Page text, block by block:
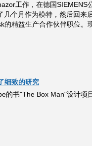
工作，在德国SIEMENS
个月作为模特，然后回来
精益生产合作伙伴职位
细致的研究
书"The Box Man"设计